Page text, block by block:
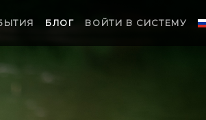
БЛОГ ВОЙТИ В СИСТЕМУ